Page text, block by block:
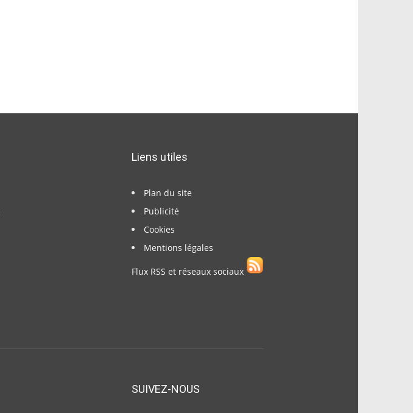
Liens utiles
Plan du site
Publicité
Cookies
Mentions légales
Flux RSS et réseaux sociaux
SUIVEZ-NOUS